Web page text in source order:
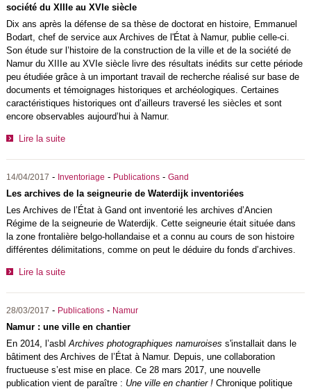
société du XIIIe au XVIe siècle
Dix ans après la défense de sa thèse de doctorat en histoire, Emmanuel
Bodart, chef de service aux Archives de l'État à Namur, publie celle-ci.
Son étude sur l’histoire de la construction de la ville et de la société de
Namur du XIIIe au XVIe siècle livre des résultats inédits sur cette période
peu étudiée grâce à un important travail de recherche réalisé sur base de
documents et témoignages historiques et archéologiques. Certaines
caractéristiques historiques ont d’ailleurs traversé les siècles et sont
encore observables aujourd’hui à Namur.
Lire la suite
14/04/2017 - Inventoriage - Publications- Gand
Les archives de la seigneurie de Waterdijk inventoriées
Les Archives de l’État à Gand ont inventorié les archives d’Ancien
Régime de la seigneurie de Waterdijk. Cette seigneurie était située dans
la zone frontalière belgo-hollandaise et a connu au cours de son histoire
différentes délimitations, comme on peut le déduire du fonds d’archives.
Lire la suite
28/03/2017 - Publications- Namur
Namur : une ville en chantier
En 2014, l’asbl Archives photographiques namuroises s'installait dans le
bâtiment des Archives de l’État à Namur. Depuis, une collaboration
fructueuse s’est mise en place. Ce 28 mars 2017, une nouvelle
publication vient de paraître : Une ville en chantier ! Chronique politique